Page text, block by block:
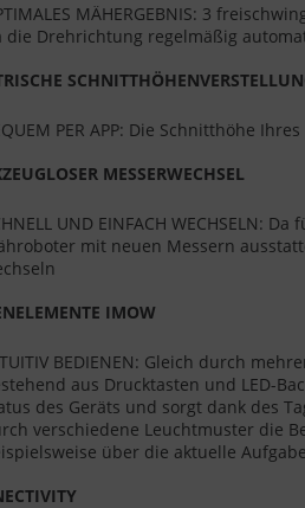
MÄHERGEBNIS: 3
die Drehrichtung regelmäßig
PER APP: Die Schnitthöhe
MESSERWECHSEL
UND EINFACH
mit neuen Messern
IMOW
BEDIENEN: Gleich durch
aus Drucktasten und LED-
des Geräts und sorgt dank des
verschiedene Leuchtmuster die
über die aktuelle